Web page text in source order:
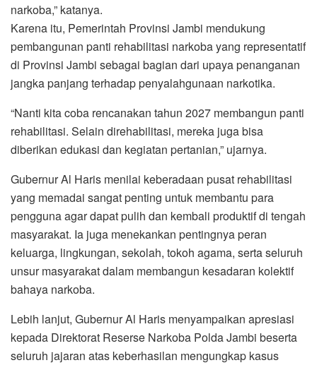
narkoba,” katanya.
Karena itu, Pemerintah Provinsi Jambi mendukung
pembangunan panti rehabilitasi narkoba yang representatif
di Provinsi Jambi sebagai bagian dari upaya penanganan
jangka panjang terhadap penyalahgunaan narkotika.
“Nanti kita coba rencanakan tahun 2027 membangun panti
rehabilitasi. Selain direhabilitasi, mereka juga bisa
diberikan edukasi dan kegiatan pertanian,” ujarnya.
Gubernur Al Haris menilai keberadaan pusat rehabilitasi
yang memadai sangat penting untuk membantu para
pengguna agar dapat pulih dan kembali produktif di tengah
masyarakat. Ia juga menekankan pentingnya peran
keluarga, lingkungan, sekolah, tokoh agama, serta seluruh
unsur masyarakat dalam membangun kesadaran kolektif
bahaya narkoba.
Lebih lanjut, Gubernur Al Haris menyampaikan apresiasi
kepada Direktorat Reserse Narkoba Polda Jambi beserta
seluruh jajaran atas keberhasilan mengungkap kasus